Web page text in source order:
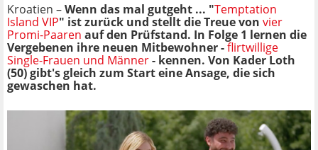
Kroatien –Wenn das mal gutgeht ... "Temptation
Island VIP" ist zurück und stellt die Treue von vier
Promi-Paaren auf den Prüfstand. In Folge 1 lernen die
Vergebenen ihre neuen Mitbewohner -flirtwillige
Single-Frauen und Männer- kennen. Von Kader Loth
(50) gibt's gleich zum Start eine Ansage, die sich
gewaschen hat.